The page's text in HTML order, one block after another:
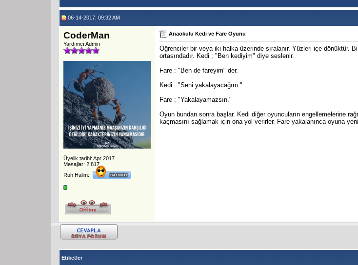
06-14-2017, 09:32 AM
CoderMan
Yardımcı Admin
Üyelik tarihi: Apr 2017
Mesajlar: 2.817
Ruh Halim:
Anaokulu Kedi ve Fare Oyunu
Öğrenciler bir veya iki halka üzerinde sıralanır. Yüzleri içe dönüktür.
ortasındadır. Kedi ; "Ben kediyim" diye seslenir.
Fare : "Ben de fareyim" der.
Kedi : "Seni yakalayacağım."
Fare : "Yakalayamazsın."
Oyun bundan sonra başlar. Kedi diğer oyuncuların engellemelerine
kaçmasını sağlamak için ona yol verirler. Fare yakalanınca oyuna
Etiketler